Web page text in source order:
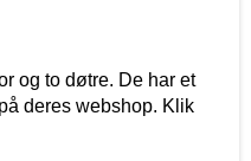
og to døtre. De har et
deres webshop. Klik